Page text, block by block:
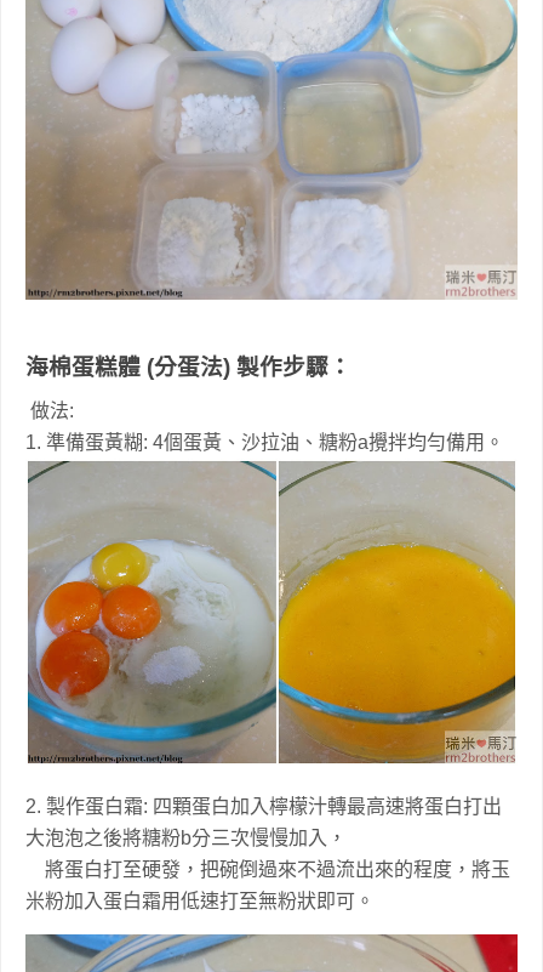
海棉蛋糕體 (分蛋法) 製作步驟：
做法:
1. 準備蛋黃糊: 4個蛋黃、沙拉油、糖粉a攪拌均勻備用。
2. 製作蛋白霜: 四顆蛋白加入檸檬汁轉最高速將蛋白打出
大泡泡之後將糖粉b分三次慢慢加入，
將蛋白打至硬發，把碗倒過來不過流出來的程度，將玉
米粉加入蛋白霜用低速打至無粉狀即可。